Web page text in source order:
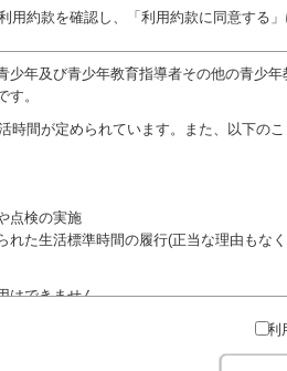
用約款を確認し、「利用約款に同意する
少年及び青少年教育指導者その他の青少
す。
時間が定められています。また、以下の
点検の実施
れた生活標準時間の履行(正当な理由も
はできません。
はこれに反対するための政治教育その他の
はこれに反対するための宗教教育その他
、自らの団体の活動をアピールする活動等)
利